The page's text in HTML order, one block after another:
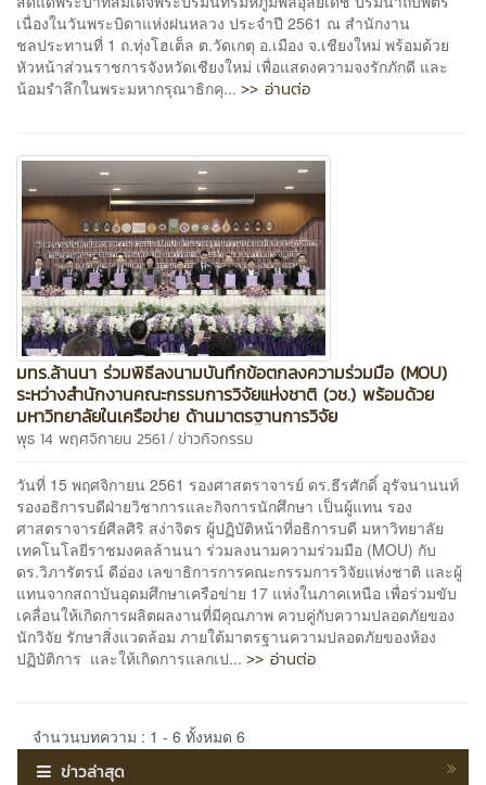
เนื่องในวันพระบิดาแห่งฝนหลวง ประจำปี 2561 ณ สำนักงาน
ชลประทานที่ 1 ถ.ทุ่งโฮเต็ล ต.วัดเกตุ อ.เมือง จ.เชียงใหม่ พร้อมด้วย
หัวหน้าส่วนราชการจังหวัดเชียงใหม่ เพื่อแสดงความจงรักภักดี และ
น้อมรำลึกในพระมหากรุณาธิกคุ... >> อ่านต่อ
มทร.ล้านนา ร่วมพิธีลงนามบันทึกข้อตกลงความร่วมมือ (MOU)
ระหว่างสำนักงานคณะกรรมการวิจัยแห่งชาติ (วช.) พร้อมด้วย
มหาวิทยาลัยในเครือข่าย ด้านมาตรฐานการวิจัย
พุธ 14 พฤศจิกายน 2561 / ข่าวกิจกรรม
วันที่ 15 พฤศจิกายน 2561 รองศาสตราจารย์ ดร.ธีรศักดิ์ อุรัจนานนท์
รองอธิการบดีฝ่ายวิชาการและกิจการนักศึกษา เป็นผู้แทน รอง
ศาสตราจารย์ศีลศิริ สง่าจิตร ผู้ปฏิบัติหน้าที่อธิการบดี มหาวิทยาลัย
เทคโนโลยีราชมงคลล้านนา ร่วมลงนามความร่วมมือ (MOU) กับ
ดร.วิภารัตรน์ ดีอ่อง เลขาธิการการคณะกรรมการวิจัยแห่งชาติ และผู้
แทนจากสถาบันอุดมศึกษาเครือข่าย 17 แห่งในภาคเหนือ เพื่อร่วมขับ
เคลื่อนให้เกิดการผลิตผลงานที่มีคุณภาพ ควบคู่กับความปลอดภัยของ
นักวิจัย รักษาสิ่งแวดล้อม ภายใต้มาตรฐานความปลอดภัยของห้อง
ปฏิบัติการ และให้เกิดการแลกเป... >> อ่านต่อ
จำนวนบทความ : 1 - 6 ทั้งหมด 6
ข่าวล่าสุด